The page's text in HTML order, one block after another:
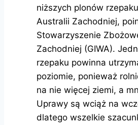
niższych plonów
Australii Zachodniej,
Stowarzyszenie
Zachodniej (GIWA).
rzepaku powinna
poziomie, ponieważ
na nie więcej ziemi, a
Uprawy są wciąż na
dlatego wszelkie